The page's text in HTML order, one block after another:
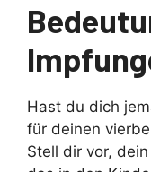
Hast du dich
für deinen
Stell dir vor,